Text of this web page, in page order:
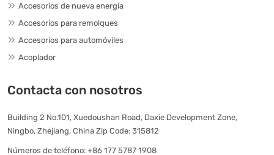
Accesorios de nueva energía
Accesorios para remolques
Accesorios para automóviles
Acoplador
Contacta con nosotros
Building 2 No.101, Xuedoushan Road, Daxie Development Zone,
Ningbo, Zhejiang, China Zip Code: 315812
Números de teléfono: +86 177 5787 1908